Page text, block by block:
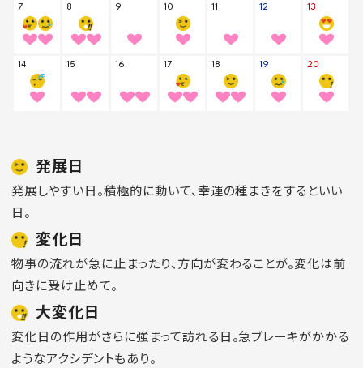
発展日
発展しやすい日。積極的に動いて、幸運の種まきをするといい
日。
変化日
物事の流れが急に止まったり、方向が変わることが。変化は前
向きに受け止めて。
大変化日
変化日の作用がさらに強まって訪れる日。急ブレーキがかかる
ようなアクシデントもあり。